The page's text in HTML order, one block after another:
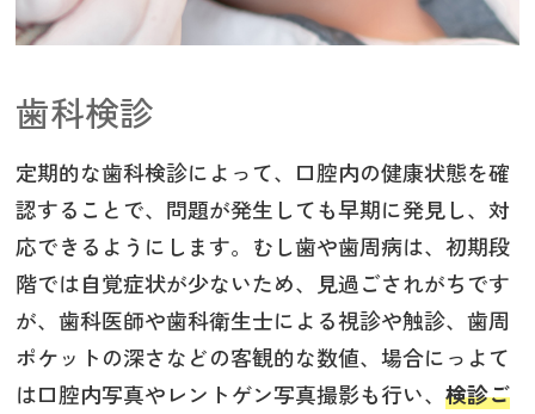
歯科検診
定期的な歯科検診によって、口腔内の健康状態を確
認することで、問題が発生しても早期に発見し、対
応できるようにします。むし歯や歯周病は、初期段
階では自覚症状が少ないため、見過ごされがちです
が、歯科医師や歯科衛生士による視診や触診、歯周
ポケットの深さなどの客観的な数値、場合にっよて
は口腔内写真やレントゲン写真撮影も行い、 検診ご